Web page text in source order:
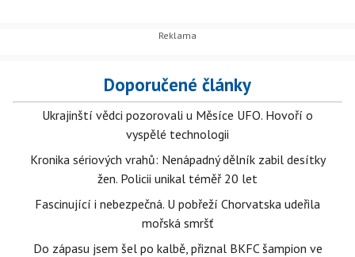
Doporučené články
Ukrajinští vědci pozorovali u Měsíce UFO. Hovoří o
vyspělé technologii
Kronika sériových vrahů: Nenápadný dělník zabil desítky
žen. Policii unikal téměř 20 let
Fascinující i nebezpečná. U pobřeží Chorvatska udeřila
mořská smršť
Do zápasu jsem šel po kalbě, přiznal BKFC šampion ve